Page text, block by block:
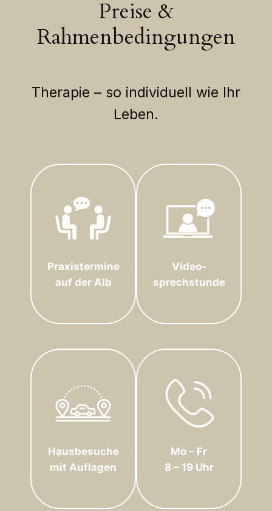
Preise &
Rahmenbedingungen
Therapie – so individuell wie Ihr
Leben.
Praxistermine
auf der Alb
Video-
sprechstunde
Hausbesuche
mit Auflagen
Mo – Fr
8 – 19 Uhr